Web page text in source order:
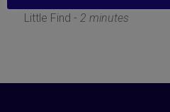
Little Find - 2 minutes